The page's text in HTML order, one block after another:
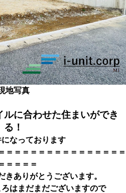
地写真
に合わせた住まいができ
る！
なっております
＝＝＝＝＝＝＝＝＝＝＝＝＝＝＝
＝＝＝＝
きありがとうございます。
はまだまだございますので